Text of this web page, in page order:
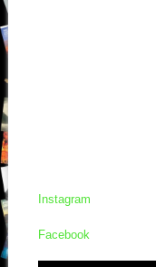
Instagram
Facebook